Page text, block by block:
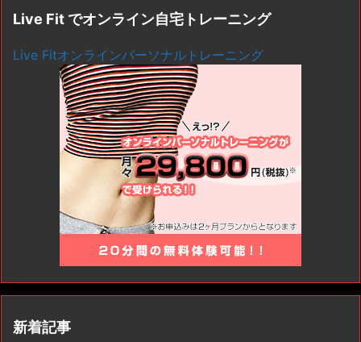
Live Fit でオンライン自宅トレーニング
Live Fitオンラインパーソナルトレーニング
新着記事